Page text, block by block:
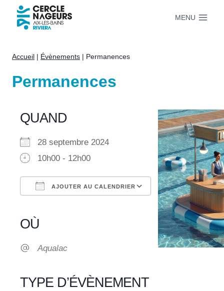
MENU
Accueil | Évènements | Permanences
Permanences
QUAND
28 septembre 2024
10h00 - 12h00
AJOUTER AU CALENDRIER
Outlook Live
OÙ
Aqualac
TYPE D’ÉVÈNEMENT